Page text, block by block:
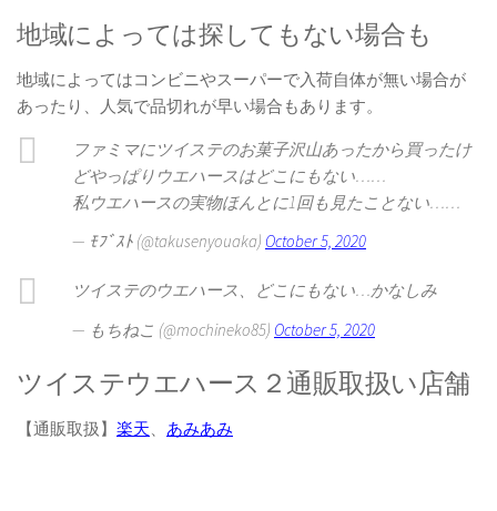
地域によっては探してもない場合も
地域によってはコンビニやスーパーで入荷自体が無い場合が
あったり、人気で品切れが早い場合もあります。
ファミマにツイステのお菓子沢山あったから買ったけ
どやっぱりウエハースはどこにもない……
私ウエハースの実物ほんとに1回も見たことない……
— ﾓﾌﾞｽﾄ (@takusenyouaka) October 5, 2020
ツイステのウエハース、どこにもない…かなしみ
— もちねこ (@mochineko85) October 5, 2020
ツイステウエハース２通販取扱い店舗
【通販取扱】 楽天 あみあみ